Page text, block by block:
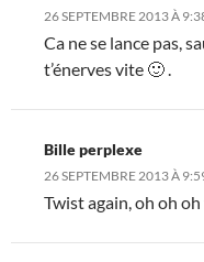
26 SEPTEMBRE 2013 À
Ca ne se lance pas,
t’énerves vite 🙂 .
Bille perplexe
26 SEPTEMBRE 2013 À
Twist again, oh oh